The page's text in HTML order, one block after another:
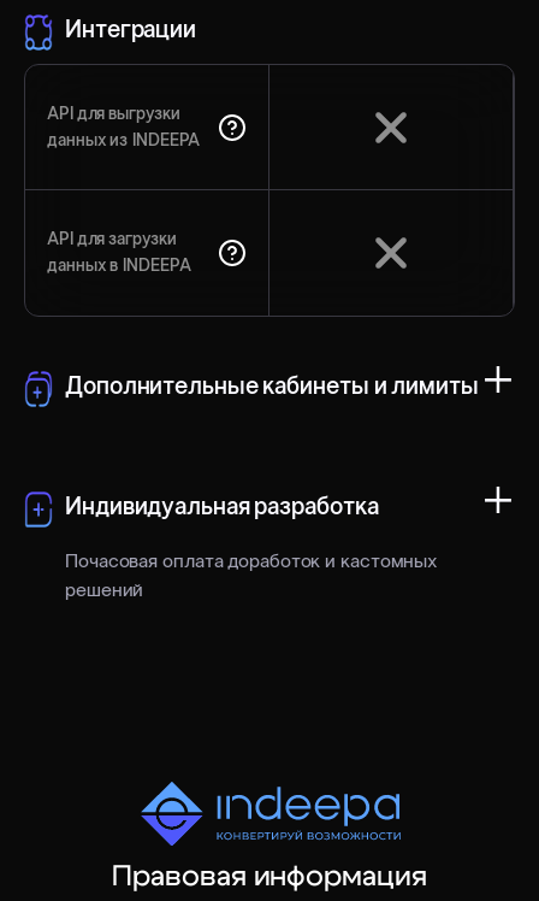
Интеграции
API для выгрузки
данных из INDEEPA
API для загрузки
данных в INDEEPA
Дополнительные кабинеты и лимиты +
100 SKU
5 000 ₽/мес
Дополнительный пакет
Дополнительный
10 000 ₽/мес
Индивидуальная разработка +
Почасовая оплата доработок и кастомных
решений
Индивидуальная
Правовая информация